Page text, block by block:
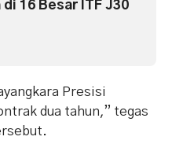
di 16 Besar ITF J30
Presisi
dua tahun,” tegas